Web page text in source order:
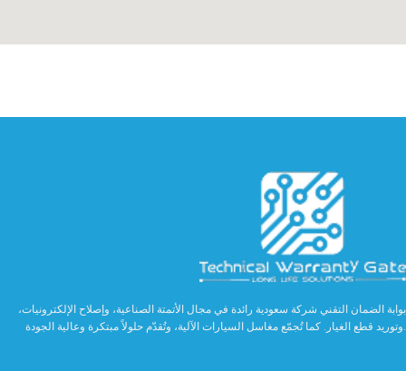
بوابة الضمان التقني شركة سعودية رائدة في مجال الأتمتة الصناعية، وإصلاح الإلكترونيات،
وتوريد قطع الغيار. كما تُجمّع مغاسل السيارات الآلية، وتُقدّم حلولاً مبتكرة وعالية الجودة.